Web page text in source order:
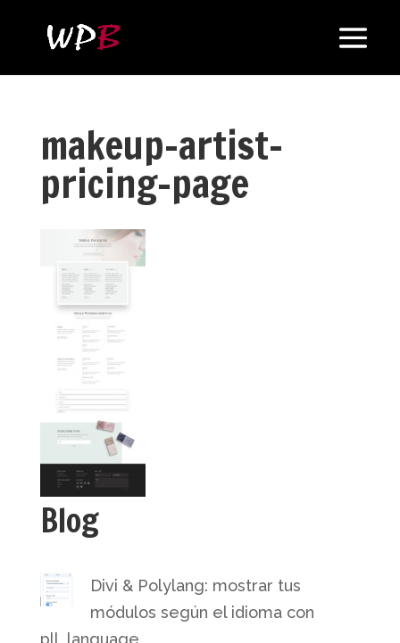
makeup-artist-
pricing-page
Blog
Divi & Polylang: mostrar tus
módulos según el idioma con
pll_language